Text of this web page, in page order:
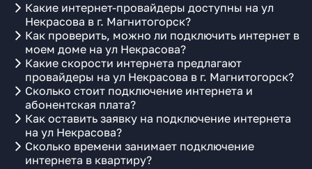
Какие интернет-провайдеры доступны на ул
Некрасова в г. Магнитогорск?
Как проверить, можно ли подключить интернет в
моем доме на ул Некрасова?
Какие скорости интернета предлагают
провайдеры на ул Некрасова в г. Магнитогорск?
Сколько стоит подключение интернета и
абонентская плата?
Как оставить заявку на подключение интернета
на ул Некрасова?
Сколько времени занимает подключение
интернета в квартиру?